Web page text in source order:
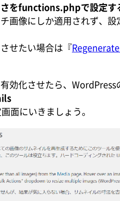
さをfunctions.phpで設定す
画像にしか適用されず、
せたい場合は『
効化させたら、
面にいきましょう。